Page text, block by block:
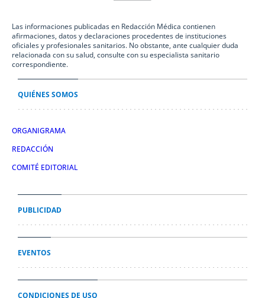
Las informaciones publicadas en Redacción Médica contienen
afirmaciones, datos y declaraciones procedentes de instituciones
oficiales y profesionales sanitarios. No obstante, ante cualquier duda
relacionada con su salud, consulte con su especialista sanitario
correspondiente.
QUIÉNES SOMOS
ORGANIGRAMA
REDACCIÓN
COMITÉ EDITORIAL
PUBLICIDAD
EVENTOS
CONDICIONES DE USO